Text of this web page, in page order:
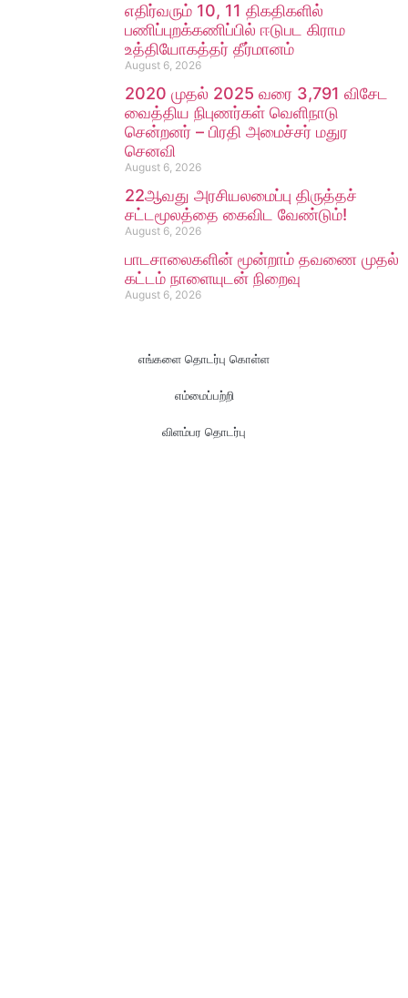
எதிர்வரும் 10, 11 திகதிகளில்
பணிப்புறக்கணிப்பில் ஈடுபட கிராம
உத்தியோகத்தர் தீர்மானம்
August 6, 2026
2020 முதல் 2025 வரை 3,791 விசேட
வைத்திய நிபுணர்கள் வெளிநாடு
சென்றனர் – பிரதி அமைச்சர் மதுர
செனவி
August 6, 2026
22ஆவது அரசியலமைப்பு திருத்தச்
சட்டமூலத்தை கைவிட வேண்டும்!
August 6, 2026
பாடசாலைகளின் மூன்றாம் தவணை முதல்
கட்டம் நாளையுடன் நிறைவு
August 6, 2026
எங்களை தொடர்பு கொள்ள
எம்மைப்பற்றி
விளம்பர தொடர்பு